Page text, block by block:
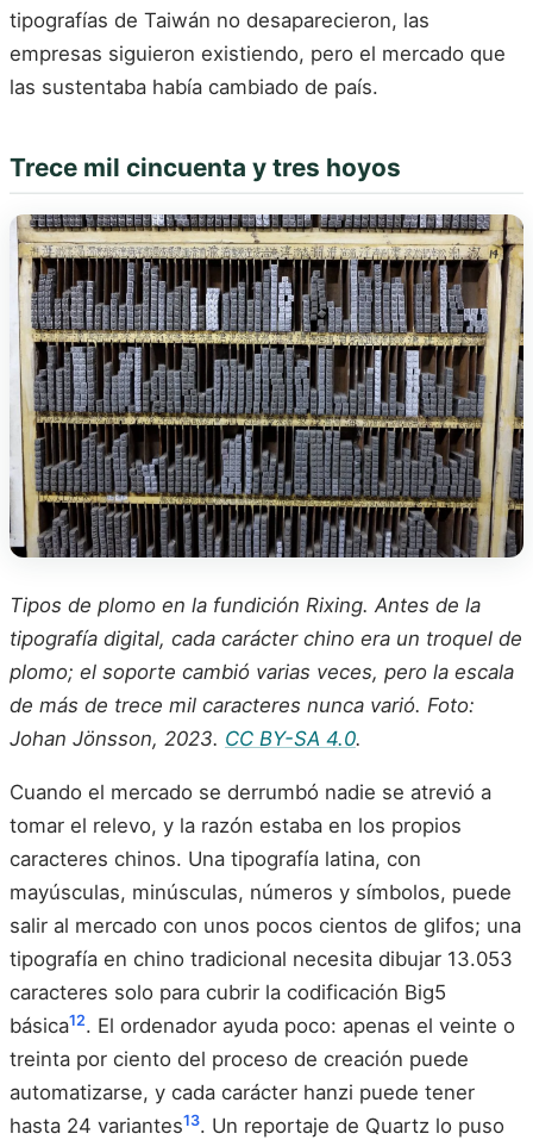
tipografías de Taiwán no desaparecieron, las
empresas siguieron existiendo, pero el mercado que
las sustentaba había cambiado de país.
Trece mil cincuenta y tres hoyos
Tipos de plomo en la fundición Rixing. Antes de la
tipografía digital, cada carácter chino era un troquel de
plomo; el soporte cambió varias veces, pero la escala
de más de trece mil caracteres nunca varió. Foto:
Johan Jönsson, 2023. CC BY-SA 4.0.
Cuando el mercado se derrumbó nadie se atrevió a
tomar el relevo, y la razón estaba en los propios
caracteres chinos. Una tipografía latina, con
mayúsculas, minúsculas, números y símbolos, puede
salir al mercado con unos pocos cientos de glifos; una
tipografía en chino tradicional necesita dibujar 13.053
caracteres solo para cubrir la codificación Big5
básica12. El ordenador ayuda poco: apenas el veinte o
treinta por ciento del proceso de creación puede
automatizarse, y cada carácter hanzi puede tener
hasta 24 variantes13. Un reportaje de Quartz lo puso